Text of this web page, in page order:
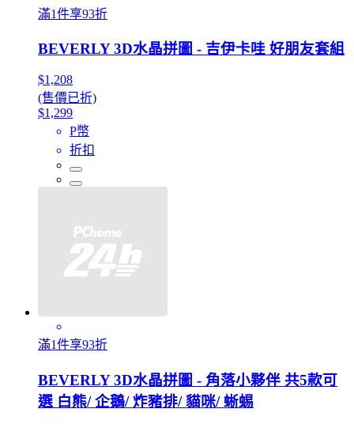
滿1件享93折
BEVERLY 3D水晶拼圖 - 吉伊卡哇 好朋友套組
$1,208
(售價已折)
$1,299
P幣
折扣
滿1件享93折
BEVERLY 3D水晶拼圖 - 角落小夥伴 共5款可
選 白熊/ 企鵝/ 炸豬排/ 貓咪/ 蜥蜴